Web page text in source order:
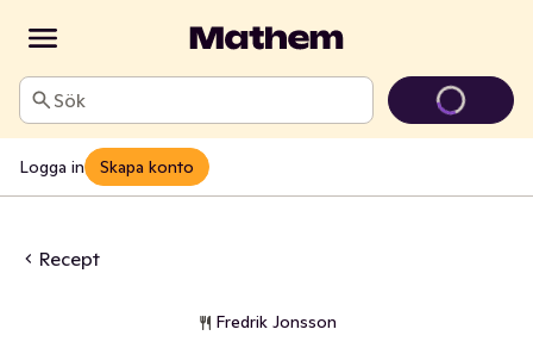
Sök
Logga in Skapa konto
Recept
Fredrik Jonsson